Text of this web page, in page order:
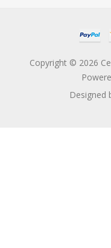
Copyright © 2026
Designed